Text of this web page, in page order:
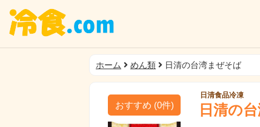
ホーム めん類 日清の台湾まぜそば
おすすめ (0件)
日清食品冷凍
日清の